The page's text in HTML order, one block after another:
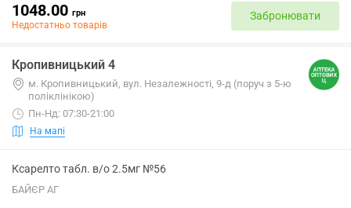
1048.00 грн
Недостатньо товарів
Забронювати
Кропивницький 4
м. Кропивницький, вул. Незалежності, 9-д (поруч з 5-ю
поліклінікою)
Пн-Нд: 07:30-21:00
На мапі
Ксарелто табл. в/о 2.5мг №56
БАЙЄР АГ